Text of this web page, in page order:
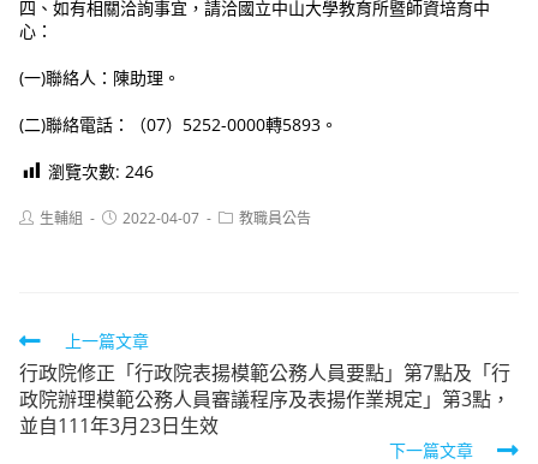
四、如有相關洽詢事宜，請洽國立中山大學教育所暨師資培育中
心：
(一)聯絡人：陳助理。
(二)聯絡電話：（07）5252-0000轉5893。
瀏覽次數: 246
Post生輔組
Post2022-04-07
Post教職員公告
Read
more
articles
上一篇文章
行政院修正「行政院表揚模範公務人員要點」第7點及「行
政院辦理模範公務人員審議程序及表揚作業規定」第3點，
並自111年3月23日生效
下一篇文章